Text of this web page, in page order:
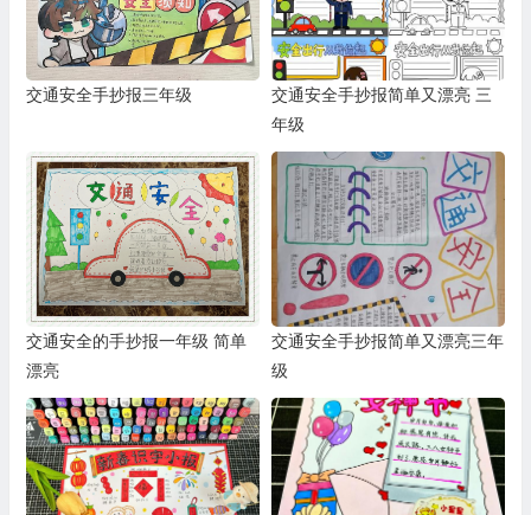
交通安全手抄报三年级
交通安全手抄报简单又漂亮 三
年级
交通安全的手抄报一年级 简单
漂亮
交通安全手抄报简单又漂亮三年
级